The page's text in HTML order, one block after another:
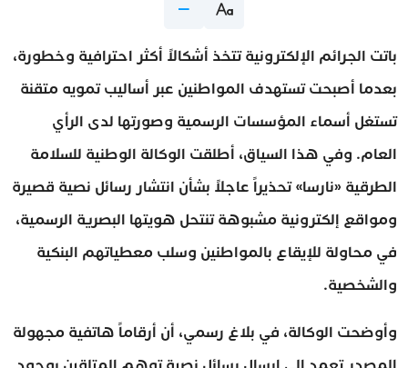
باتت الجرائم الإلكترونية تتخذ أشكالاً أكثر احترافية وخطورة،
بعدما أصبحت تستهدف المواطنين عبر أساليب تمويه متقنة
تستغل أسماء المؤسسات الرسمية وصورتها لدى الرأي
العام. وفي هذا السياق، أطلقت الوكالة الوطنية للسلامة
الطرقية «نارسا» تحذيراً عاجلاً بشأن انتشار رسائل نصية قصيرة
ومواقع إلكترونية مشبوهة تنتحل هويتها البصرية الرسمية،
في محاولة للإيقاع بالمواطنين وسلب معطياتهم البنكية
والشخصية.
وأوضحت الوكالة، في بلاغ رسمي، أن أرقاماً هاتفية مجهولة